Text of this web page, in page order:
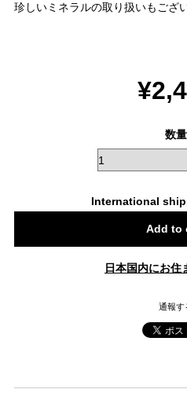
珍しいミネラルの取り扱いもござ
数量
International
Add to
日本国内にお住
通報す